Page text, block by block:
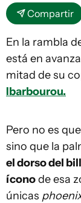
Compartir
En la rambla
está en
mitad de su
Ibarbourou.
Pero no es
sino que la
el dorso del
íconode esa
únicas